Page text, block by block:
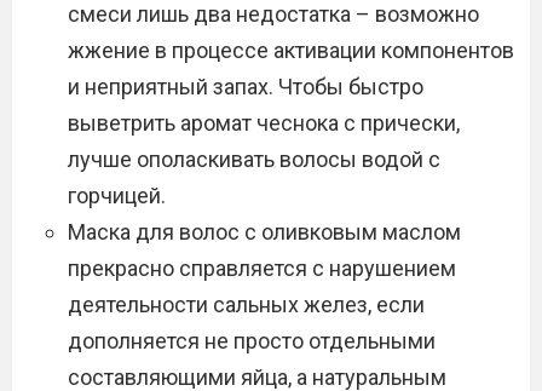
смеси лишь два недостатка – возможно
жжение в процессе активации компонентов
и неприятный запах. Чтобы быстро
выветрить аромат чеснока с прически,
лучше ополаскивать волосы водой с
горчицей.
Маска для волос с оливковым маслом
прекрасно справляется с нарушением
деятельности сальных желез, если
дополняется не просто отдельными
составляющими яйца, а натуральным